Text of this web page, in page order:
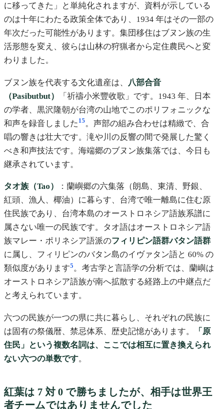
に移ってきた」と単純化されますが、資料が示している
のは十年にわたる政策全体であり、1934 年はその一部の
年次だった可能性があります。集団移住はブヌン族の生
活形態を変え、彼らは山林の狩猟者から定住農民へと変
わりました。
ブヌン族を代表する文化遺産は、
八部合音
（Pasibutbut）
「祈禱小米豐收歌」です。1943 年、日本
の学者、黒沢隆朝が台湾の山地でこのポリフォニックな
和声を録音しました 15 。声部の組み合わせは精緻で、合
唱の響きは壮大です。滝や川の反響の間で発展した驚く
べき和声技法です。海端郷のブヌン族集落では、今日も
継承されています。
タオ族（Tao）
：蘭嶼郷の六集落（朗島、東清、野銀、
紅頭、漁人、椰油）に暮らす、台湾で唯一離島に住む原
住民族であり、台湾本島のオーストロネシア語族系譜に
属さない唯一の民族です。タオ語はオーストロネシア語
族マレー・ポリネシア語派のフィリピン語群バタン語群
に属し、フィリピンのバタン島のイヴァタン語と 60% の
類似度があります5。考古学と言語学の分析では、蘭嶼は
オーストロネシア語族が南へ拡散する経路上の中継点だ
と考えられています。
六つの民族が一つの県に共に暮らし、それぞれの民族に
は固有の祭儀暦、禁忌体系、歴史記憶があります。
「原
住民」という複数名詞は、ここでは相互に置き換えられ
ない六つの単数です。
紅葉は 7 対 0 で勝ちましたが、相手は世界王
者チームではありませんでした